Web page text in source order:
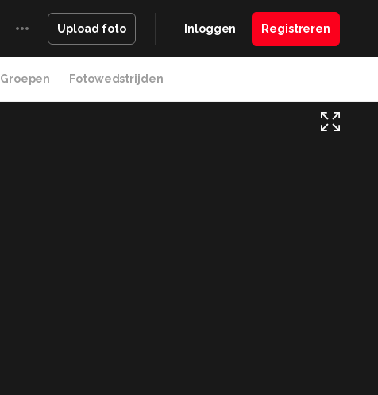
Upload foto Inloggen Registreren
Groepen Fotowedstrijden